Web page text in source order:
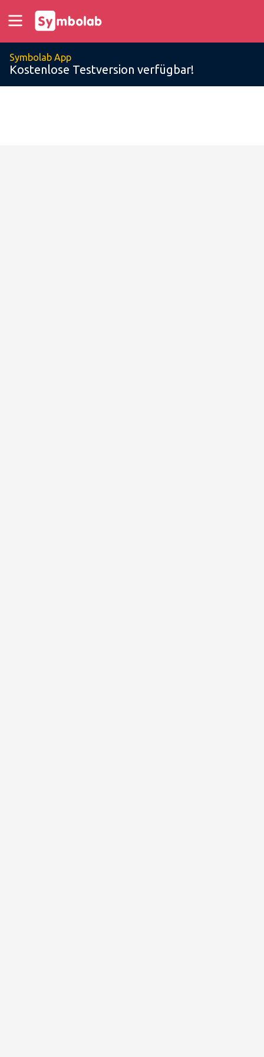
Symbolab App
Kostenlose Testversion verfügbar!